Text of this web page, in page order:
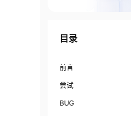
目录
前言
尝试
BUG